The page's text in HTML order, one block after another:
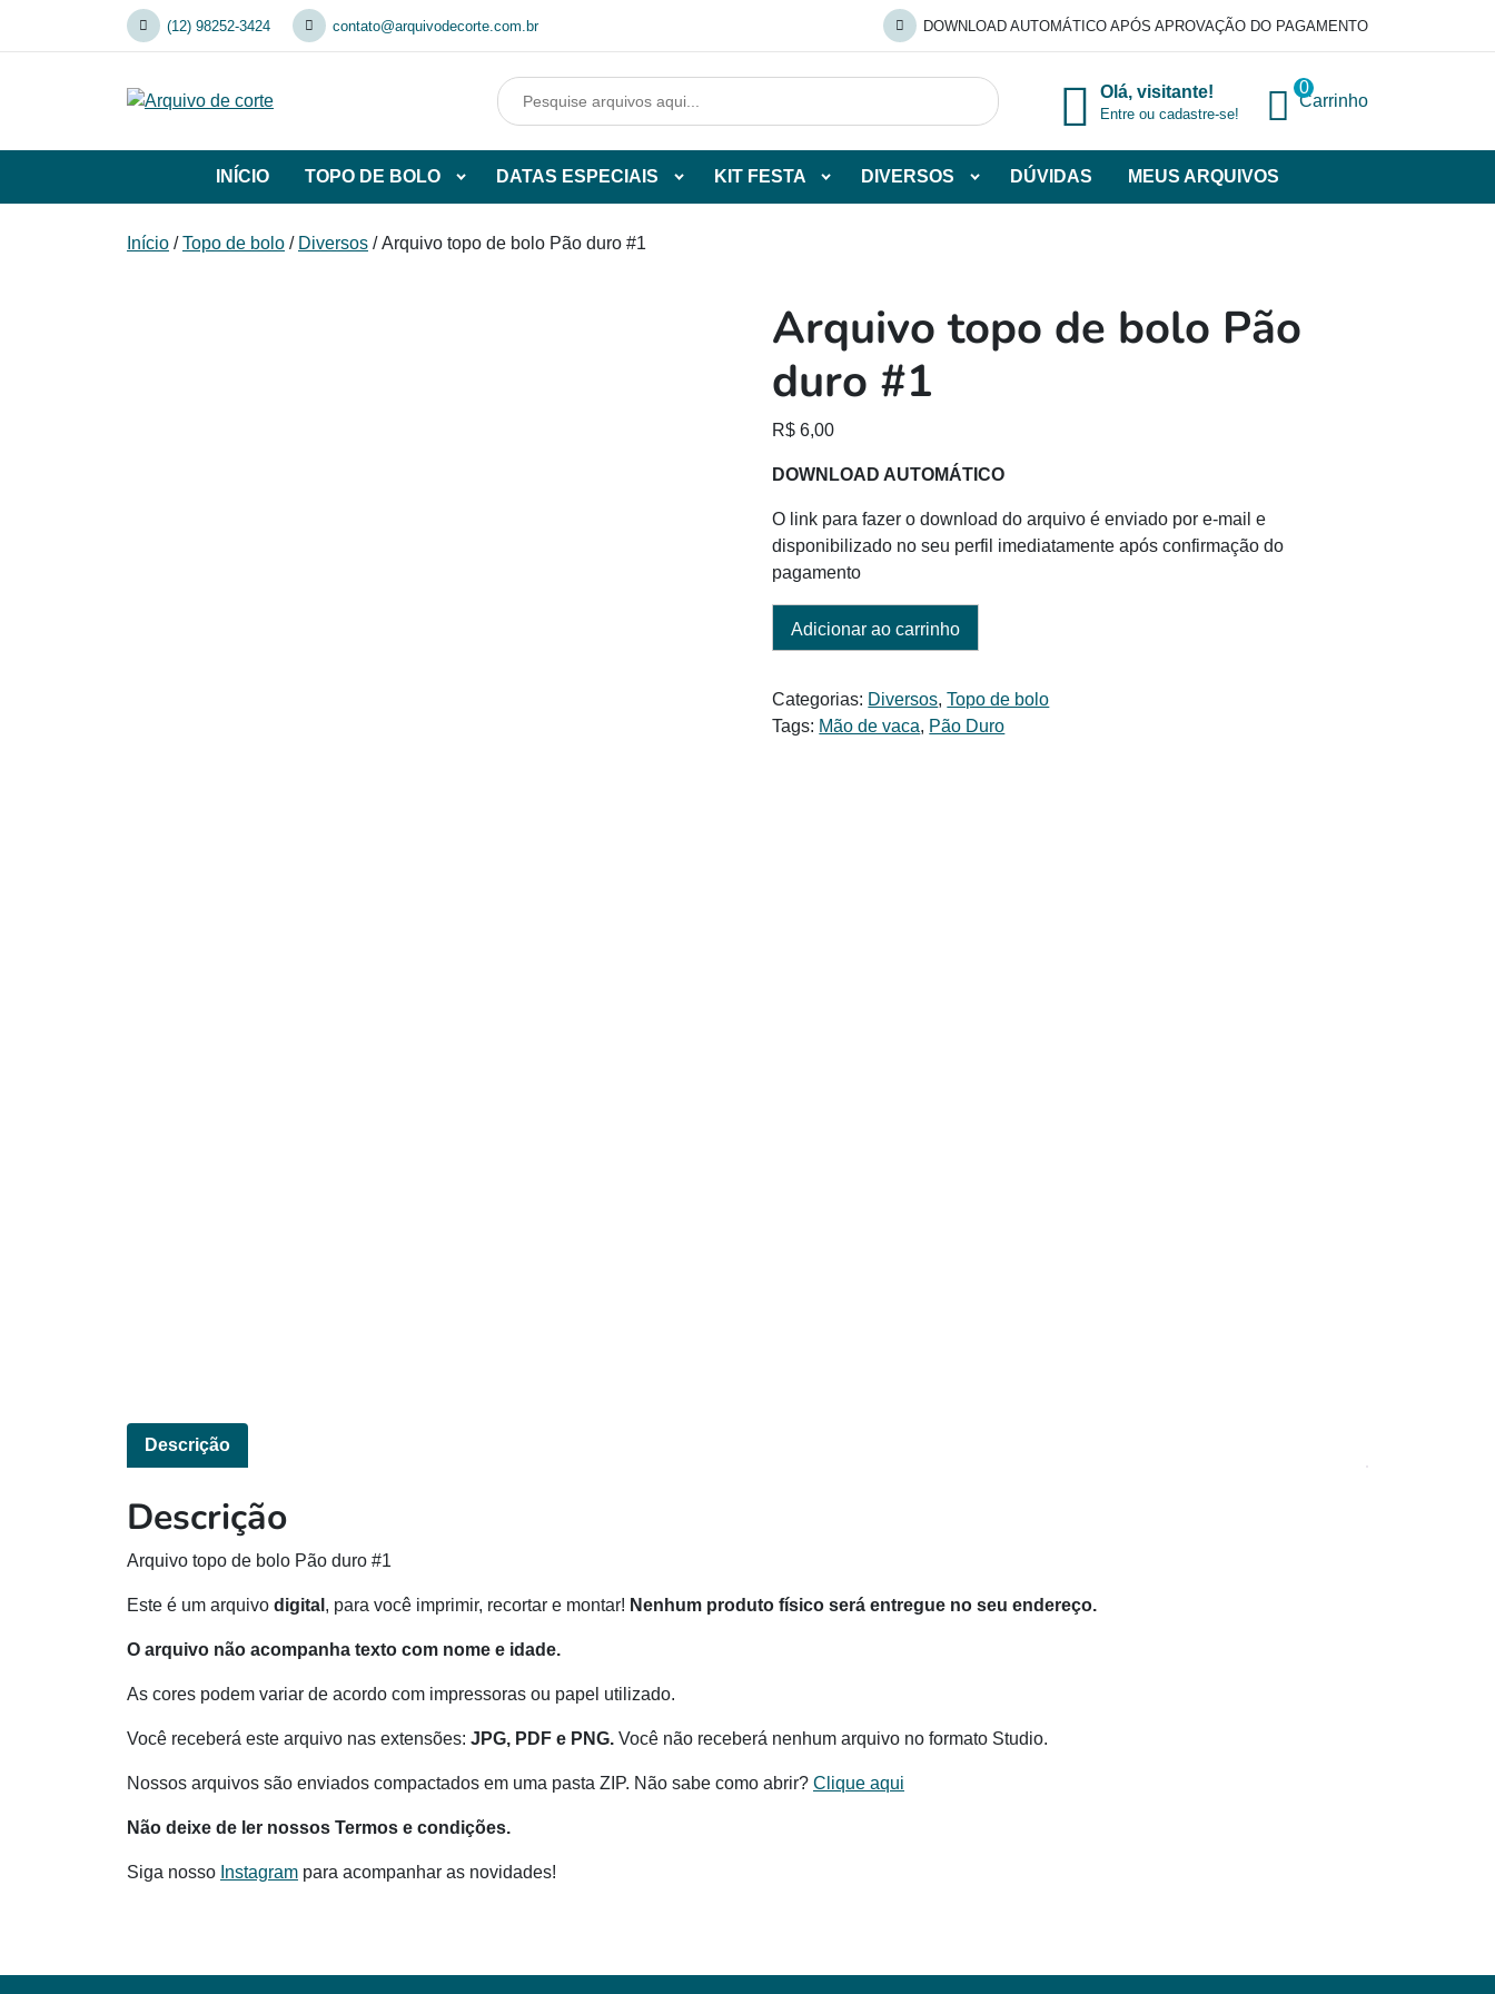
(12) 98252-3424 contato@arquivodecorte.com.br DOWNLOAD AUTOMÁTICO APÓS APROVAÇÃO DO PAGAMENTO
Olá, visitante!
Entre ou cadastre-se!
0
Carrinho
INÍCIO TOPO DE BOLO
de
DATAS ESPECIAIS KIT FESTA DIVERSOS DÚVIDAS MEUS ARQUIVOS
Início /Topo de bolo / Diversos / Arquivo topo de bolo Pão duro #1
Arquivo topo de bolo Pão
duro #1
R$ 6,00
DOWNLOAD AUTOMÁTICO
O link para fazer o download do arquivo é enviado por e-mail e
disponibilizado no seu perfil imediatamente após confirmação do
pagamento
Adicionar ao carrinho
Categorias: Diversos,Topo de bolo
Tags: Mão de vaca, Pão Duro
Descrição
Descrição
Arquivo topo de bolo Pão duro #1
Este é um arquivo digital , para você imprimir, recortar e montar! Nenhum produto físico será entregue no seu endereço.
O arquivo não acompanha texto com nome e idade.
As cores podem variar de acordo com impressoras ou papel utilizado.
Você receberá este arquivo nas extensões: JPG, PDF e PNG. Você não receberá nenhum arquivo no formato Studio.
Nossos arquivos são enviados compactados em uma pasta ZIP. Não sabe como abrir? Clique aqui
Não deixe de ler nossos Termos e condições.
Siga nosso Instagram para acompanhar as novidades!